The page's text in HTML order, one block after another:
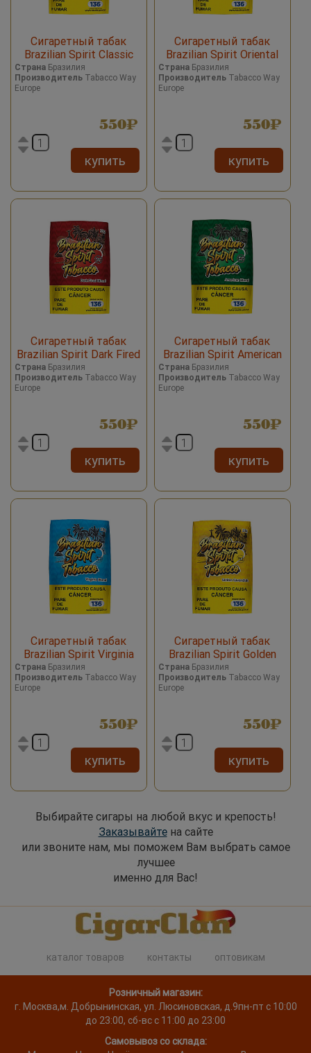
Сигаретный табак
Brazilian Spirit Classic
Страна Бразилия
Производитель Tabacco Way
Europe
550
купить
Сигаретный табак
Brazilian Spirit Oriental
Blend
СтранаБразилия
ПроизводительTabacco Way
Europe
550
купить
Сигаретный табак
Brazilian Spirit Dark Fired
Blend
Страна Бразилия
Производитель Tabacco Way
Europe
550
купить
Сигаретный табак
Brazilian Spirit American
Blend
СтранаБразилия
ПроизводительTabacco Way
Europe
550
купить
Сигаретный табак
Brazilian Spirit Virginia
Blend
Страна Бразилия
Производитель Tabacco Way
Europe
550
купить
Сигаретный табак
Brazilian Spirit Golden
Cavendish
СтранаБразилия
ПроизводительTabacco Way
Europe
550
купить
Выбирайте сигары на любой вкус и крепость!
Заказывайтена сайте
или звоните нам, мы поможем Вам выбрать самое
лучшее
именно для Вас!
каталог товаров контакты оптовикам
Розничный магазин:
г. Москва,м. Добрынинская, ул. Люсиновская, д.9пн-пт с 10:00
до 23:00, сб-вс с 11:00 до 23:00
Самовывоз со склада: